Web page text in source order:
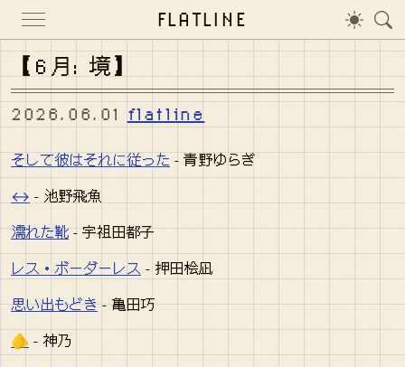
FLATLINE
【6月: 境】
2026.06.01 flatline
そして彼はそれに従った - 青野ゆらぎ
↔︎ - 池野飛魚
濡れた靴- 宇祖田都子
レス・ボーダーレス - 押田桧凪
思い出もどき- 亀田巧
🫵 - 神乃